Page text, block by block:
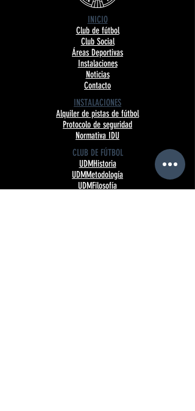
INICIO
Club de fútbol
Club Social
Áreas Deportivas
Instalaciones
Noticias
Contacto
INSTALACIONES
Alquiler de pistas de fútbol
Protocolo de seguridad
Normativa IDU
CLUB DE FÚTBOL
UDMHistoria
UDMMetodología
UDMFilosofía